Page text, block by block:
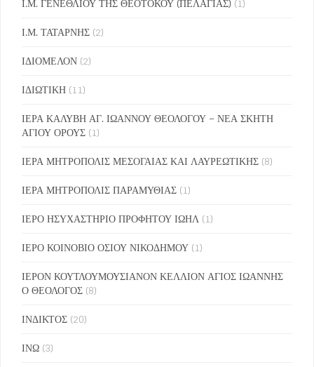
Ι.Μ. ΤΑΤΑΡΝΗΣ (2)
ΙΔΙΟΜΕΛΟΝ (2)
ΙΔΙΩΤΙΚΗ (11)
ΙΕΡΑ ΚΑΛΥΒΗ ΑΓ. ΙΩΑΝΝΟΥ ΘΕΟΛΟΓΟΥ – ΝΕΑ ΣΚΗΤΗ
ΑΓΙΟΥ ΟΡΟΥΣ (1)
ΙΕΡΑ ΜΗΤΡΟΠΟΛΙΣ ΜΕΣΟΓΑΙΑΣ ΚΑΙ ΛΑΥΡΕΩΤΙΚΗΣ (8)
ΙΕΡΑ ΜΗΤΡΟΠΟΛΙΣ ΠΑΡΑΜΥΘΙΑΣ (1)
ΙΕΡΟ ΗΣΥΧΑΣΤΗΡΙΟ ΠΡΟΦΗΤΟΥ ΙΩΗΛ (1)
ΙΕΡΟ ΚΟΙΝΟΒΙΟ ΟΣΙΟΥ ΝΙΚΟΔΗΜΟΥ (1)
ΙΕΡΟΝ ΚΟΥΤΛΟΥΜΟΥΣΙΑΝΟΝ ΚΕΛΛΙΟΝ ΑΓΙΟΣ ΙΩΑΝΝΗΣ
Ο ΘΕΟΛΟΓΟΣ (8)
ΙΝΔΙΚΤΟΣ (20)
ΙΝΩ (3)